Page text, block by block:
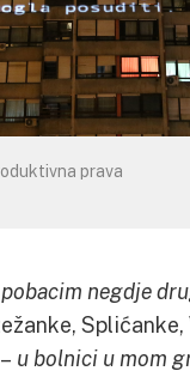
prava
negdje
u bolnici u mom